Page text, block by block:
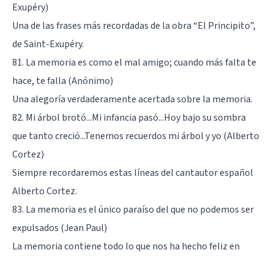
Exupéry)
Una de las frases más recordadas de la obra “El Principito”,
de Saint-Exupéry.
81. La memoria es como el mal amigo; cuando más falta te
hace, te falla (Anónimo)
Una alegoría verdaderamente acertada sobre la memoria.
82. Mi árbol brotó...Mi infancia pasó...Hoy bajo su sombra
que tanto creció...Tenemos recuerdos mi árbol y yo (Alberto
Cortez)
Siempre recordaremos estas líneas del cantautor español
Alberto Cortez.
83. La memoria es el único paraíso del que no podemos ser
expulsados (Jean Paul)
La memoria contiene todo lo que nos ha hecho feliz en